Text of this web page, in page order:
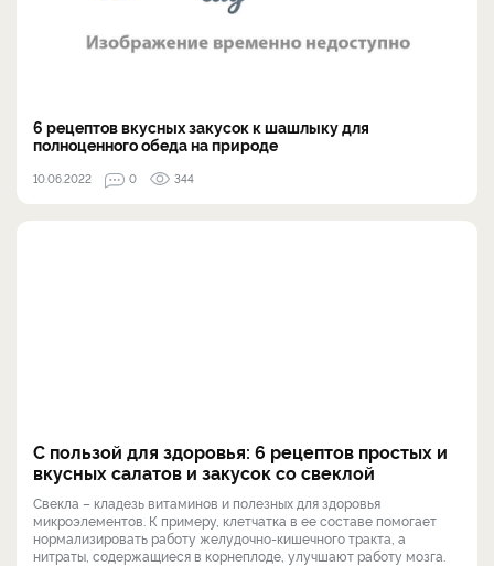
6 рецептов вкусных закусок к шашлыку для
полноценного обеда на природе
10.06.2022 0 344
С пользой для здоровья: 6 рецептов простых и
вкусных салатов и закусок со свеклой
Свекла – кладезь витаминов и полезных для здоровья
микроэлементов. К примеру, клетчатка в ее составе помогает
нормализировать работу желудочно-кишечного тракта, а
нитраты, содержащиеся в корнеплоде, улучшают работу мозга.